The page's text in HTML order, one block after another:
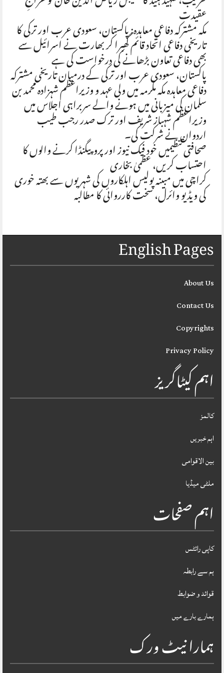
عقیدت
مکہ مشترکہ دفاعی معاہدہ: پاکستان، سعودی عرب اور ترکی کا
تاریخی دفاعی اتحاد قائم گھبرا کر بھارت نے اسرائیل سے
بھی دفاعی تعاون بڑھانے کی درخواست کی ہے
پاکستان، سعودی عرب اور ترکی کے درمیان تاریخی مشترکہ
دفاعی معاہدہ مکہ مکرمہ میں ولی عہد و وزیراعظم شہزادہ محمد بن
سلمان کی میزبانی میں ہونے والے سربراہی اجلاس میں
وزیراعظم شہباز شریف اور ترک صدر رجب طیب
اردوان نے شرکت کی۔
صحافتی تنظیمیں خود فیک نیوز اور پروپیگنڈا کرنے والوں کا
احتساب کریں، عظمیٰ بخاری
کراچی میں مبینہ پولیس اہلکاروں کی شہریوں سے بھتہ خوری
کی ویڈیو وائرل، سخت کارروائی کا مطالبہ
English Pages
About Us
Contact Us
Copyrights
Privacy Policy
اہم کیٹاگریز
کالمز
اہم خبریں
بین الاقوامی
ملٹی میڈیا
اہم صفحات
کاپی رائٹس
ہم سے رابطہ
قوائد و ضوابط
ہمارے بارے میں
ہمارا نیٹ ورک